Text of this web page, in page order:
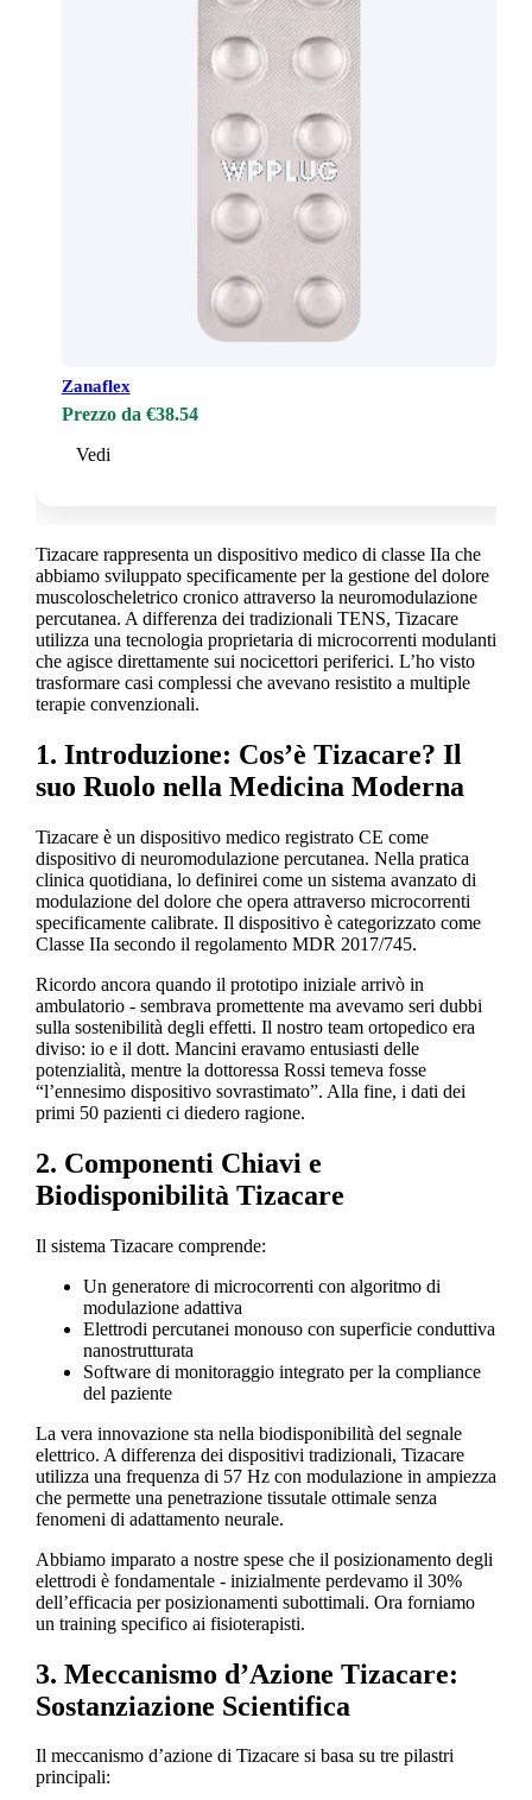
Zanaflex
Prezzo da €38.54
Vedi
Tizacare rappresenta un dispositivo medico di classe IIa che
abbiamo sviluppato specificamente per la gestione del dolore
muscoloscheletrico cronico attraverso la neuromodulazione
percutanea. A differenza dei tradizionali TENS, Tizacare
utilizza una tecnologia proprietaria di microcorrenti modulanti
che agisce direttamente sui nocicettori periferici. L’ho visto
trasformare casi complessi che avevano resistito a multiple
terapie convenzionali.
1. Introduzione: Cos’è Tizacare? Il
suo Ruolo nella Medicina Moderna
Tizacare è un dispositivo medico registrato CE come
dispositivo di neuromodulazione percutanea. Nella pratica
clinica quotidiana, lo definirei come un sistema avanzato di
modulazione del dolore che opera attraverso microcorrenti
specificamente calibrate. Il dispositivo è categorizzato come
Classe IIa secondo il regolamento MDR 2017/745.
Ricordo ancora quando il prototipo iniziale arrivò in
ambulatorio - sembrava promettente ma avevamo seri dubbi
sulla sostenibilità degli effetti. Il nostro team ortopedico era
diviso: io e il dott. Mancini eravamo entusiasti delle
potenzialità, mentre la dottoressa Rossi temeva fosse
“l’ennesimo dispositivo sovrastimato”. Alla fine, i dati dei
primi 50 pazienti ci diedero ragione.
2. Componenti Chiavi e
Biodisponibilità Tizacare
Il sistema Tizacare comprende:
Un generatore di microcorrenti con algoritmo di
modulazione adattiva
Elettrodi percutanei monouso con superficie conduttiva
nanostrutturata
Software di monitoraggio integrato per la compliance
del paziente
La vera innovazione sta nella biodisponibilità del segnale
elettrico. A differenza dei dispositivi tradizionali, Tizacare
utilizza una frequenza di 57 Hz con modulazione in ampiezza
che permette una penetrazione tissutale ottimale senza
fenomeni di adattamento neurale.
Abbiamo imparato a nostre spese che il posizionamento degli
elettrodi è fondamentale - inizialmente perdevamo il 30%
dell’efficacia per posizionamenti subottimali. Ora forniamo
un training specifico ai fisioterapisti.
3. Meccanismo d’Azione Tizacare:
Sostanziazione Scientifica
Il meccanismo d’azione di Tizacare si basa su tre pilastri
principali: